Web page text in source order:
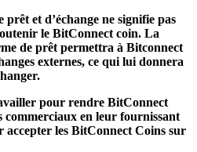
et d’échange ne signifie pas
le BitConnect coin. La
de prêt permettra à Bitconnect
externes, ce qui lui donnera
pour rendre BitConnect
commerciaux en leur fournissant
accepter les BitConnect Coins sur